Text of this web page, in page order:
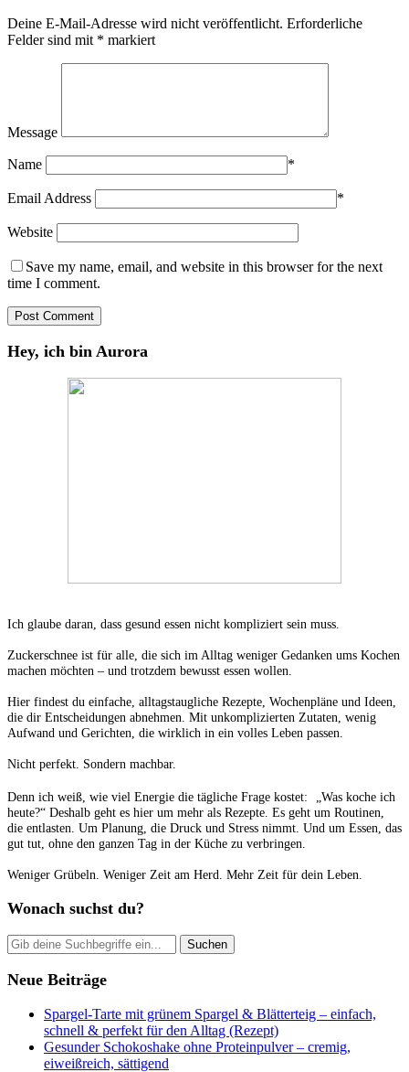
Deine E-Mail-Adresse wird nicht veröffentlicht. Erforderliche
Felder sind mit * markiert
Message
Name *
Email Address *
Website
Save my name, email, and website in this browser for the next
time I comment.
Hey, ich bin Aurora
Ich glaube daran, dass gesund essen nicht kompliziert sein muss.
Zuckerschnee ist für alle, die sich im Alltag weniger Gedanken ums Kochen
machen möchten – und trotzdem bewusst essen wollen.
Hier findest du einfache, alltagstaugliche Rezepte, Wochenpläne und Ideen,
die dir Entscheidungen abnehmen. Mit unkomplizierten Zutaten, wenig
Aufwand und Gerichten, die wirklich in ein volles Leben passen.
Nicht perfekt. Sondern machbar.
Denn ich weiß, wie viel Energie die tägliche Frage kostet: „Was koche ich
heute?“ Deshalb geht es hier um mehr als Rezepte. Es geht um Routinen,
die entlasten. Um Planung, die Druck und Stress nimmt. Und um Essen, das
gut tut, ohne den ganzen Tag in der Küche zu verbringen.
Weniger Grübeln. Weniger Zeit am Herd. Mehr Zeit für dein Leben.
Wonach suchst du?
Neue Beiträge
Spargel-Tarte mit grünem Spargel & Blätterteig – einfach,
schnell & perfekt für den Alltag (Rezept)
Gesunder Schokoshake ohne Proteinpulver – cremig,
eiweißreich, sättigend